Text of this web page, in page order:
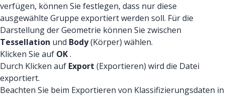
verfügen, können Sie festlegen, dass nur diese
ausgewählte Gruppe exportiert werden soll. Für die
Darstellung der Geometrie können Sie zwischen
Tessellation und Body(Körper) wählen.
Klicken Sie auf OK.
Durch Klicken auf Export (Exportieren) wird die Datei
exportiert.
Beachten Sie beim Exportieren von Klassifizierungsdaten in